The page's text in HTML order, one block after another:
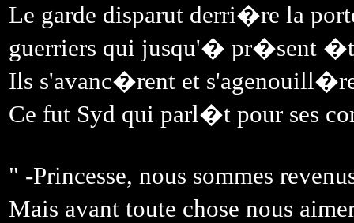
Le garde disparut derri�re la
guerriers qui jusqu'� pr�sent
Ils s'avanc�rent et
Ce fut Syd qui parl�t pour ses
" -Princesse, nous sommes
Mais avant toute chose nous